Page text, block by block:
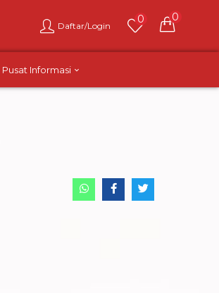
Daftar/Login
0 0
Pusat Informasi